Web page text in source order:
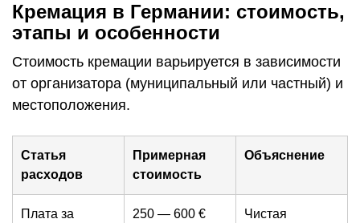
Кремация в Германии: стоимость,
этапы и особенности
Стоимость кремации варьируется в зависимости
от организатора (муниципальный или частный) и
местоположения.
Статья
расходов
Примерная
стоимость
Объяснение
Плата за
250 — 600 €
Чистая